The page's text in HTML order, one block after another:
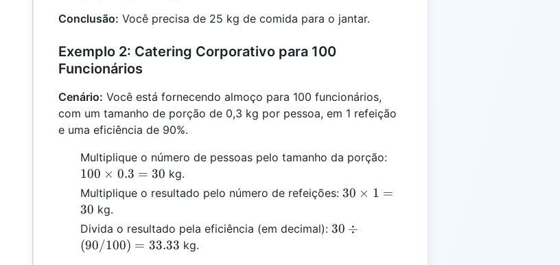
Conclusão: Você precisa de 25 kg de comida para o jantar.
Exemplo 2: Catering Corporativo para 100
Funcionários
Cenário: Você está fornecendo almoço para 100 funcionários,
com um tamanho de porção de 0,3 kg por pessoa, em 1 refeição
e uma eficiência de 90%.
Multiplique o número de pessoas pelo tamanho da porção:
100 × 0.3 = 30 kg.
Multiplique o resultado pelo número de refeições: 30
1 =
30 × 1 =
30 kg.
Divida o resultado pela eficiência (em decimal): 30 \div
30 ÷
(90/100) = 33.33 kg.